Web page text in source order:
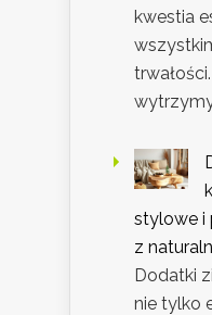
kwestia
stylowe i
z
Dodatki
nie tylko